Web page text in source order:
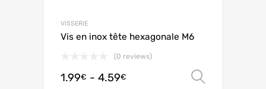
VISSERIE
Vis en inox tête hexagonale M6
(0 reviews)
1.99€ - 4.59€